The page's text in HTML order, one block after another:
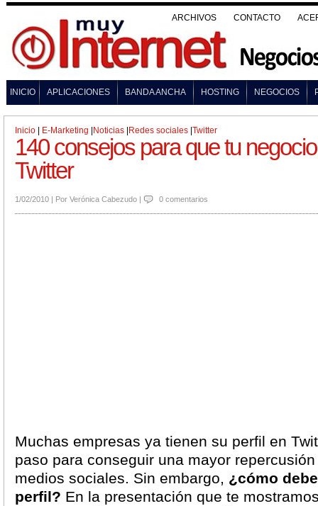
ARCHIVOS CONTACTO
INICIO APLICACIONES BANDA ANCHA HOSTING NEGOCIOS
Inicio E-Marketing Noticias Redes sociales Twitter
140 consejos para que tu
Twitter
1/02/2010 | Por Verónica Cabezudo | 0 comentarios
Muchas empresas ya tienen su perfil en
paso para conseguir una mayor
medios sociales. Sin embargo, ¿cómo
perfil? En la presentación que te